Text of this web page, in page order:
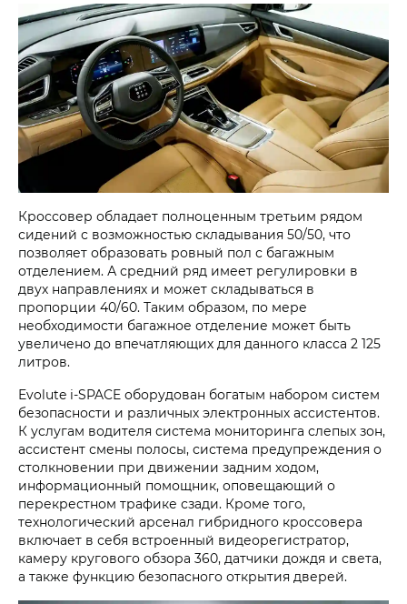
Кроссовер обладает полноценным третьим рядом
сидений с возможностью складывания 50/50, что
позволяет образовать ровный пол с багажным
отделением. А средний ряд имеет регулировки в
двух направлениях и может складываться в
пропорции 40/60. Таким образом, по мере
необходимости багажное отделение может быть
увеличено до впечатляющих для данного класса 2 125
литров.
Evolute i‑SPACE оборудован богатым набором систем
безопасности и различных электронных ассистентов.
К услугам водителя система мониторинга слепых зон,
ассистент смены полосы, система предупреждения о
столкновении при движении задним ходом,
информационный помощник, оповещающий о
перекрестном трафике сзади. Кроме того,
технологический арсенал гибридного кроссовера
включает в себя встроенный видеорегистратор,
камеру кругового обзора 360, датчики дождя и света,
а также функцию безопасного открытия дверей.